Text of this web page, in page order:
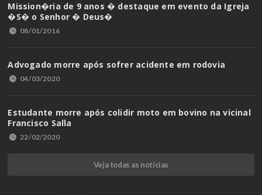
Mission�ria de 9 anos � destaque em evento da Igreja
�S� o Senhor � Deus�
08/01/2016
Advogado morre após sofrer acidente em rodovia
04/03/2020
Estudante morre após colidir moto em bovino na vicinal
Francisco Salla
22/02/2020
Veja todas as notícias